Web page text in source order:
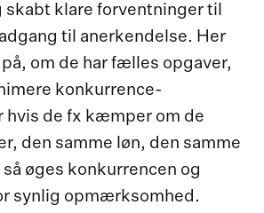
klare forventninger til
til anerkendelse. Her
om de har fælles opgaver,
konkurrence-
hvis de fx kæmper om de
den samme løn, den samme
øges konkurrencen og
synlig opmærksomhed.